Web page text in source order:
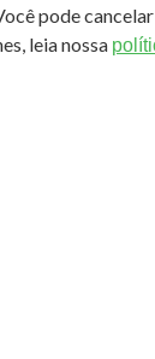
pode
leia nossa